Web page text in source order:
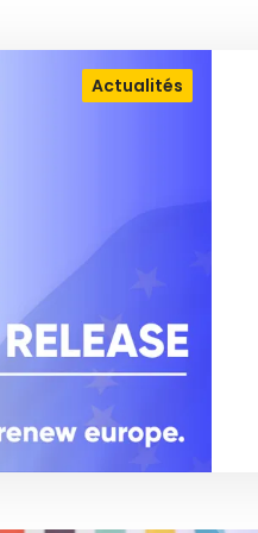
Actualités